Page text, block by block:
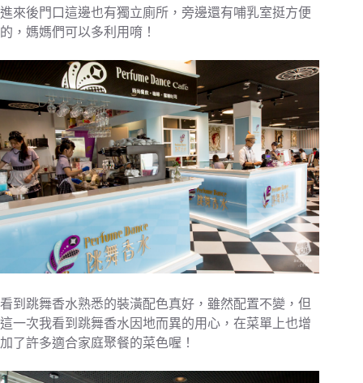
進來後門口這邊也有獨立廁所，旁邊還有哺乳室挺方便
的，媽媽們可以多利用唷！
看到跳舞香水熟悉的裝潢配色真好，雖然配置不變，但
這一次我看到跳舞香水因地而異的用心，在菜單上也增
加了許多適合家庭聚餐的菜色喔！